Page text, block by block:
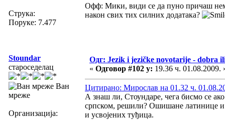
Струка:
Поруке: 7.477
Офф: Мики, види се да пуно причаш
након свих тих силних додатака?
Stoundar
староседелац
Ван
мреже
Организација:
Одг: Jezik i jezičke novotarije - dobra
« Одговор #102 у: 19.36 ч. 01.08.2009.
Цитирано: Мирослав на 01.32 ч.
А знаш ли, Стоундаре, чега бисмо се
српском, решили? Ошишане латинице и
и усвојених туђица.